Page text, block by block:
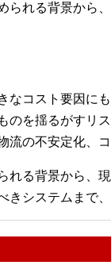
られる背景から
なコスト要因に
のを揺るがすリ
流の不安定化、
れる背景から、
システムまで